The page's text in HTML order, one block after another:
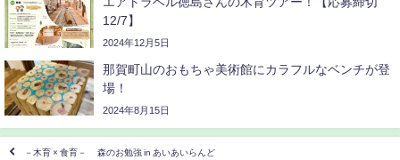
12/7】
2024年12月5日
那賀町山のおもちゃ美術館にカラフルなベンチが登
場！
2024年8月15日
－木育 × 食育－ 森のお勉強 in あいあいらんど